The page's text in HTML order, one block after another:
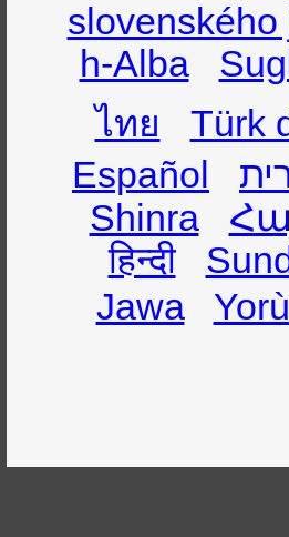
slovenského
h-Alba
ไทย
Türk
Español
Shinra
हिन्दी
Jawa